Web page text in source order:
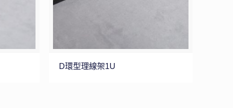
D環型理線架1U